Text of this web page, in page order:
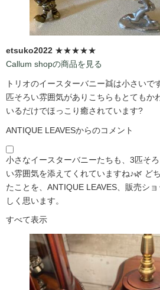
etsuko2022 ★★★★★
Callum shopの商品を見る
トリオのイースターバニー👯は小さいで
匹そろい雰囲気がありこちらもとてもか
いるだけでほっこり癒されています?️
ANTIQUE LEAVESからのコメント
小さなイースターバニーたちも、3匹そ
い雰囲気を添えてくれていますね♪🌿 ど
たことを、ANTIQUE LEAVES、販売シ
しく思います。
すべて表示